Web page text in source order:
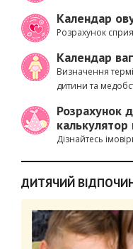
Календар
Розрахунок
Календар
Визначення
дитини та
Розрахунок
калькулятор
Дізнайтесь
ДИТЯЧИЙ